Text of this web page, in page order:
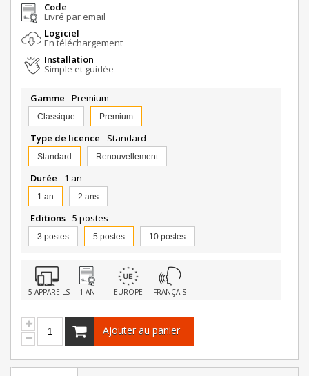
Code
Livré par email
Logiciel
En téléchargement
Installation
Simple et guidée
Gamme - Premium
Classique Premium
Type de licence - Standard
Standard Renouvellement
Durée - 1 an
1 an 2 ans
Editions- 5 postes
3 postes 5 postes 10 postes
5 APPAREILS 1 AN EUROPE FRANÇAIS
Ajouter au panier